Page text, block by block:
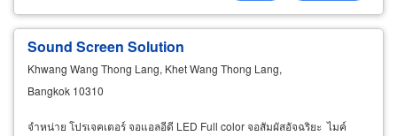
Sound Screen Solution
Khwang Wang Thong Lang, Khet Wang Thong Lang,
Bangkok 10310
จำหน่าย โปรเจคเตอร์ จอแอลอีดี LED Full color จอสัมผัสอัจฉริยะ ไมค์